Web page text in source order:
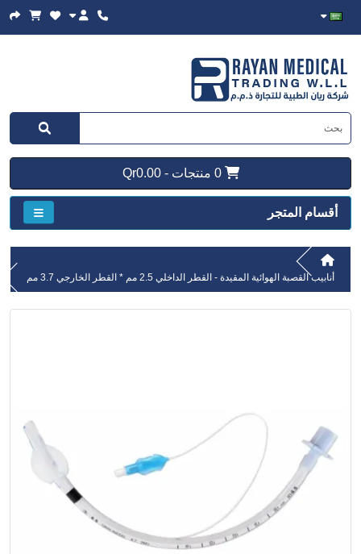
0 منتجات - Qr0.00
أقسام المتجر
أنابيب القصبة الهوائية المقيدة - القطر الداخلي 2.5 مم * القطر الخارجي 3.7 مم